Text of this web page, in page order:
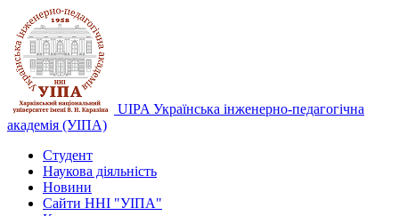
UIPA Українська інженерно-педагогічна
академія (УІПА)
Студент
Наукова діяльність
Новини
Сайти ННІ "УІПА"